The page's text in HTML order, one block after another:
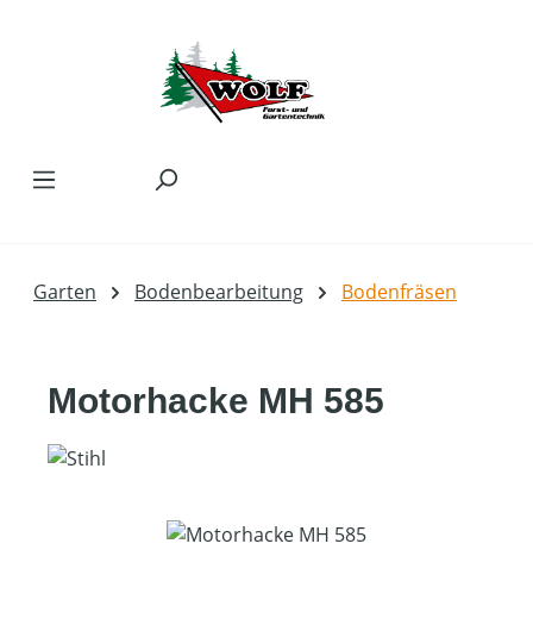
Garten Bodenbearbeitung Bodenfräsen
Motorhacke MH 585
Bildergalerie überspringen